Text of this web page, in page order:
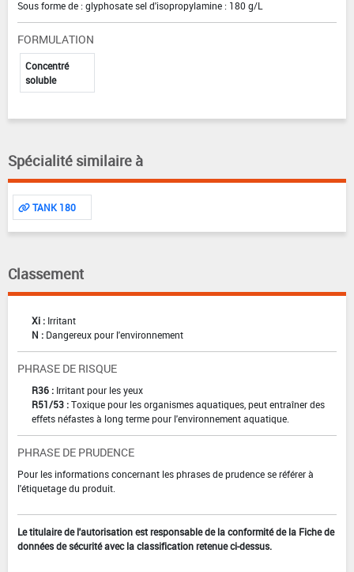
Sous forme de : glyphosate sel d'isopropylamine : 180 g/L
FORMULATION
Concentré
soluble
Spécialité similaire à
TANK 180
Classement
Xi : Irritant
N : Dangereux pour l'environnement
PHRASE DE RISQUE
R36 : Irritant pour les yeux
R51/53 :Toxique pour les organismes aquatiques, peut entraîner des
effets néfastes à long terme pour l'environnement aquatique.
PHRASE DE PRUDENCE
Pour les informations concernant les phrases de prudence se référer à
l'étiquetage du produit.
Le titulaire de l'autorisation est responsable de la conformité de la Fiche de
données de sécurité avec la classification retenue ci-dessus.